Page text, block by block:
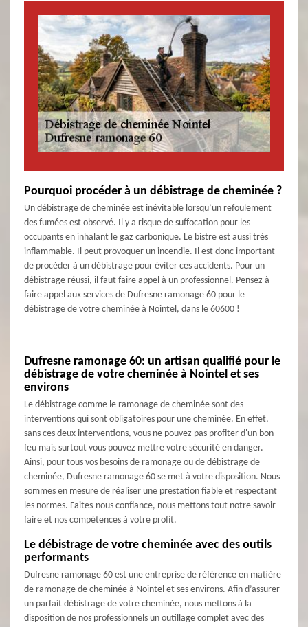
Pourquoi procéder à un débistrage de cheminée ?
Un débistrage de cheminée est inévitable lorsqu’un refoulement
des fumées est observé. Il y a risque de suffocation pour les
occupants en inhalant le gaz carbonique. Le bistre est aussi très
inflammable. Il peut provoquer un incendie. Il est donc important
de procéder à un débistrage pour éviter ces accidents. Pour un
débistrage réussi, il faut faire appel à un professionnel. Pensez à
faire appel aux services de Dufresne ramonage 60 pour le
débistrage de votre cheminée à Nointel, dans le 60600 !
Dufresne ramonage 60: un artisan qualifié pour le
débistrage de votre cheminée à Nointel et ses
environs
Le débistrage comme le ramonage de cheminée sont des
interventions qui sont obligatoires pour une cheminée. En effet,
sans ces deux interventions, vous ne pouvez pas profiter d'un bon
feu mais surtout vous pouvez mettre votre sécurité en danger.
Ainsi, pour tous vos besoins de ramonage ou de débistrage de
cheminée, Dufresne ramonage 60 se met à votre disposition. Nous
sommes en mesure de réaliser une prestation fiable et respectant
les normes. Faites-nous confiance, nous mettons tout notre savoir-
faire et nos compétences à votre profit.
Le débistrage de votre cheminée avec des outils
performants
Dufresne ramonage 60 est une entreprise de référence en matière
de ramonage de cheminée à Nointel et ses environs. Afin d’assurer
un parfait débistrage de votre cheminée, nous mettons à la
disposition de nos professionnels un outillage complet avec des